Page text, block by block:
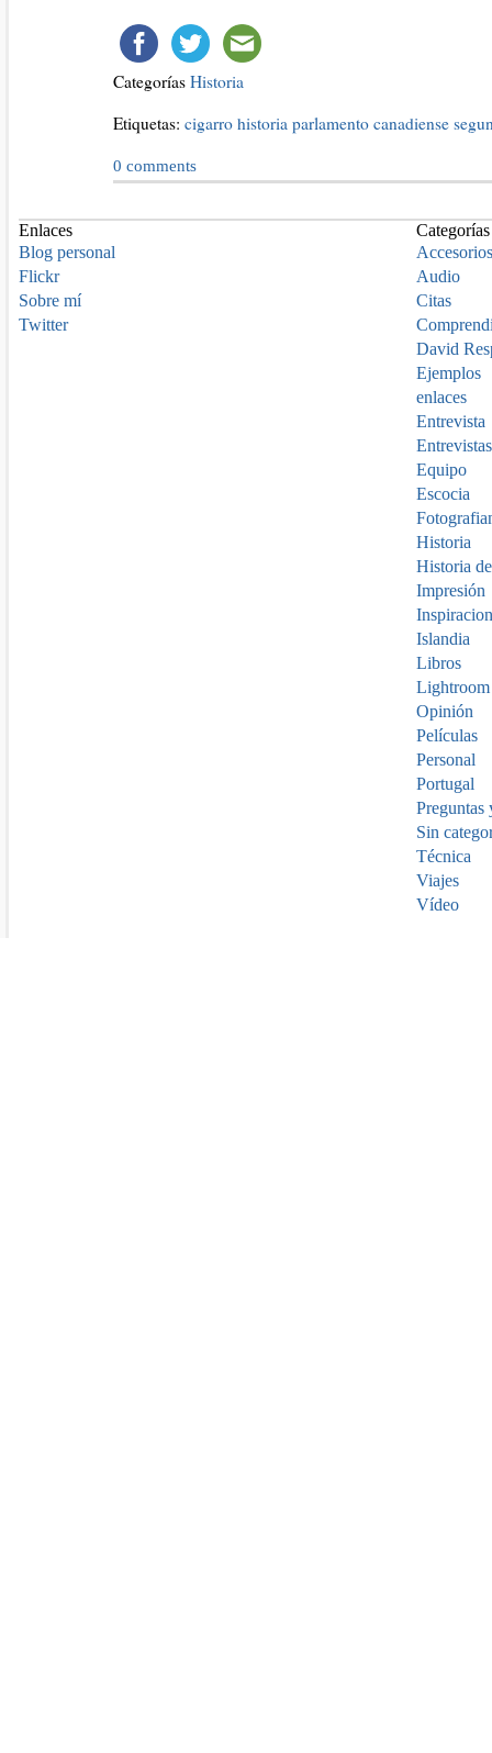
Categorías Historia
Etiquetas: cigarro historia parlamento canadiense
0 comments
Enlaces
Blog personal
Flickr
Sobre mí
Twitter
Categorías
Accesorios
Audio
Citas
David
Ejemplos
enlaces
Entrevista
Entrevistas
Equipo
Escocia
Historia
Historia
Impresión
Islandia
Libros
Lightroom
Opinión
Películas
Personal
Portugal
Preguntas
Sin
Técnica
Viajes
Vídeo